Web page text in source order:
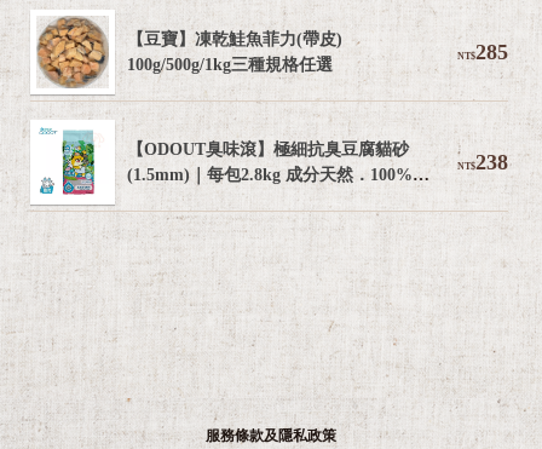
NT$285
【豆寶】凍乾鮭魚菲力(帶皮)
100g/500g/1kg三種規格任選
NT$238
【ODOUT臭味滾】極細抗臭豆腐貓砂
(1.5mm)｜每包2.8kg 成分天然．100%除
臭．可沖馬桶
服務條款及隱私政策